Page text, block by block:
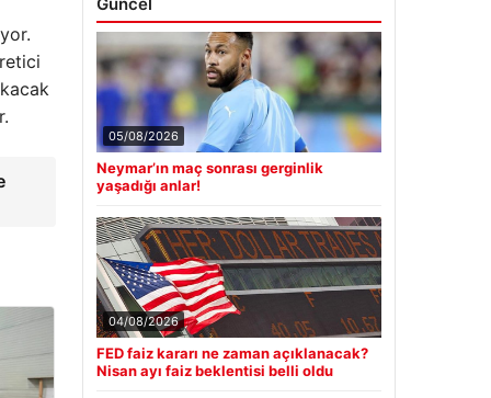
Güncel
05/08/2026
yaşadığı anlar!
04/08/2026